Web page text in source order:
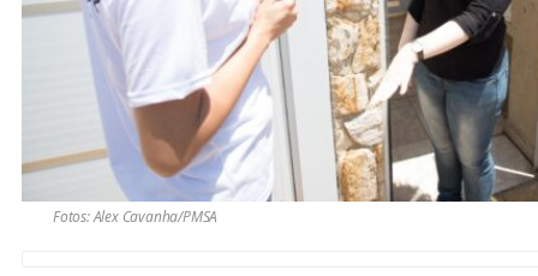
Fotos: Alex Cavanha/PMSA